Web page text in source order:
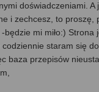
doświadczeniami. A
i zechcesz, to proszę,
będzie mi miło:) Strona
codziennie staram się
baza przepisów